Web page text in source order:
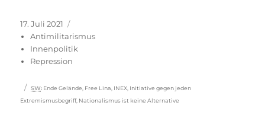
Veröffentlicht
am
17. Juli 2021
Antimilitarismus
Innenpolitik
Repression
Schlagwörter
SW: Ende Gelände Free Lina INEX Initiative gegen jeden
Extremismusbegriff, Nationalismus ist keine Alternative